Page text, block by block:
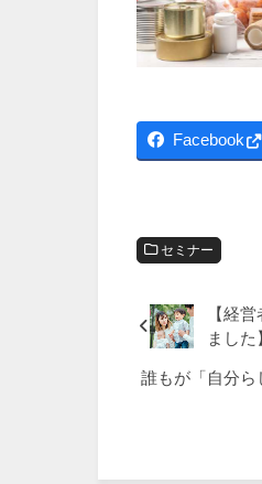
Facebook
セミナー
【経
ました
誰もが「自分